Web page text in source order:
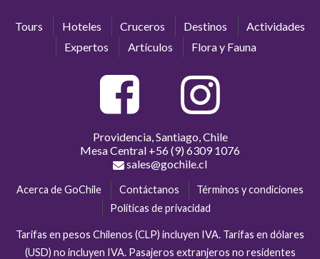
Tours Hoteles Cruceros Destinos
Actividades
Expertos
Artículos Flora y Fauna
Providencia, Santiago, Chile
Mesa Central +56 (9) 6309 1076
sales@gochile.cl
Acerca de GoChile Contáctanos
Términos y condiciones
Políticas de privacidad
Tarifas en pesos Chilenos (CLP) incluyen IVA. Tarifas en dólares
(USD) no incluyen IVA. Pasajeros extranjeros no residentes